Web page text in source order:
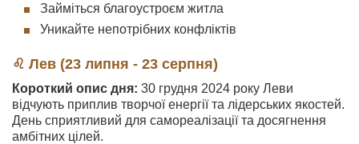
Займіться благоустроєм житла
Уникайте непотрібних конфліктів
♌ Лев (23 липня - 23 серпня)
Короткий опис дня: 30 грудня 2024 року Леви
відчують приплив творчої енергії та лідерських якостей.
День сприятливий для самореалізації та досягнення
амбітних цілей.